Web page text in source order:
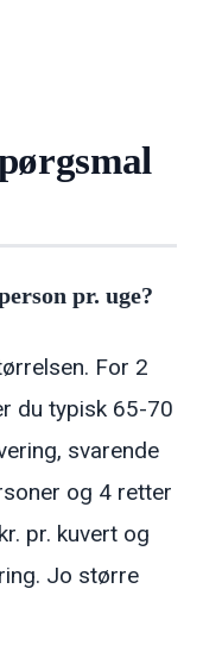
pr. uge?
For 2
du typisk 65-70
svarende
og 4 retter
pr. kuvert og
Jo større